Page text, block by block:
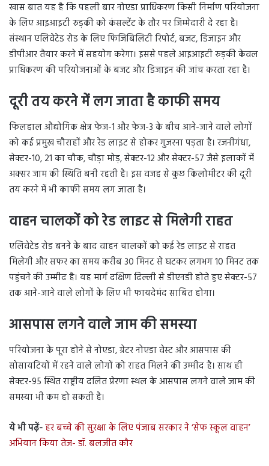
खास बात यह है कि पहली बार नोएडा प्राधिकरण किसी निर्माण परियोजना
के लिए आइआइटी रुड़की को कंसल्टेंट के तौर पर जिम्मेदारी दे रहा है।
संस्थान एलिवेटेड रोड के लिए फिजिबिलिटी रिपोर्ट, बजट, डिजाइन और
डीपीआर तैयार करने में सहयोग करेगा। इससे पहले आइआइटी रुड़की केवल
प्राधिकरण की परियोजनाओं के बजट और डिजाइन की जांच करता रहा है।
दूरी तय करने में लग जाता है काफी समय
फिलहाल औद्योगिक क्षेत्र फेज-1 और फेज-3 के बीच आने-जाने वाले लोगों
को कई प्रमुख चौराहों और रेड लाइट से होकर गुजरना पड़ता है। रजनीगंधा,
सेक्टर-10, 21 का चौक, चौड़ा मोड़, सेक्टर-12 और सेक्टर-57 जैसे इलाकों में
अक्सर जाम की स्थिति बनी रहती है। इस वजह से कुछ किलोमीटर की दूरी
तय करने में भी काफी समय लग जाता है।
वाहन चालकों को रेड लाइट से मिलेगी राहत
एलिवेटेड रोड बनने के बाद वाहन चालकों को कई रेड लाइट से राहत
मिलेगी और सफर का समय करीब 30 मिनट से घटकर लगभग 10 मिनट तक
पहुंचने की उम्मीद है। यह मार्ग दक्षिण दिल्ली से डीएनडी होते हुए सेक्टर-57
तक आने-जाने वाले लोगों के लिए भी फायदेमंद साबित होगा।
आसपास लगने वाले जाम की समस्या
परियोजना के पूरा होने से नोएडा, ग्रेटर नोएडा वेस्ट और आसपास की
सोसायटियों में रहने वाले लोगों को राहत मिलने की उम्मीद है। साथ ही
सेक्टर-95 स्थित राष्ट्रीय दलित प्रेरणा स्थल के आसपास लगने वाले जाम की
समस्या भी कम हो सकती है।
ये भी पढ़ें-हर बच्चे की सुरक्षा के लिए पंजाब सरकार ने ‘सेफ स्कूल वाहन’
अभियान किया तेज- डॉ. बलजीत कौर